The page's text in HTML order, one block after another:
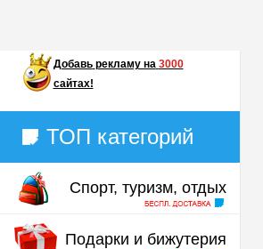
Добавь рекламу на 3000
сайтах!
ТОП категорий
Спорт, туризм, отдых
Подарки и бижутерия